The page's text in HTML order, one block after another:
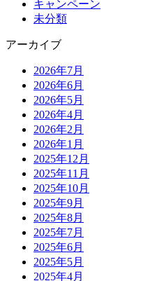
キャンペーン
未分類
アーカイブ
2026年7月
2026年6月
2026年5月
2026年4月
2026年2月
2026年1月
2025年12月
2025年11月
2025年10月
2025年9月
2025年8月
2025年7月
2025年6月
2025年5月
2025年4月